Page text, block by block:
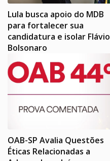
Lula busca apoio do MDB
para fortalecer sua
candidatura e isolar Flávio
Bolsonaro
OAB-SP Avalia Questões
Éticas Relacionadas a